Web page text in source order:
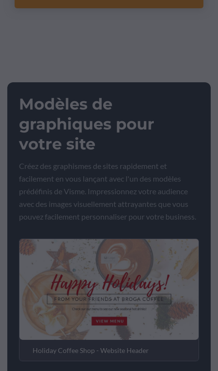
Modèles de
graphiques pour
votre site
Créez des graphismes de sites rapidement et
facilement en vous lançant avec l'un des modèles
prédéfinis de Visme. Impressionnez votre audience
avec des images visuellement attrayantes que vous
pouvez facilement personnaliser pour votre business.
Holiday Coffee Shop - Website Header